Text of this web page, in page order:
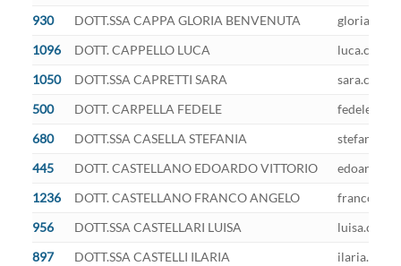
930
DOTT.SSA CAPPA GLORIA BENVENUTA
1096
DOTT. CAPPELLO LUCA
1050
DOTT.SSA CAPRETTI SARA
500
DOTT. CARPELLA FEDELE
680
DOTT.SSA CASELLA STEFANIA
445
DOTT. CASTELLANO EDOARDO VITTORIO
1236
DOTT. CASTELLANO FRANCO ANGELO
956
DOTT.SSA CASTELLARI LUISA
897
DOTT.SSA CASTELLI ILARIA